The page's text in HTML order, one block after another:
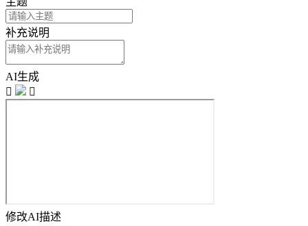
补充说明
AI生成


修改AI描述